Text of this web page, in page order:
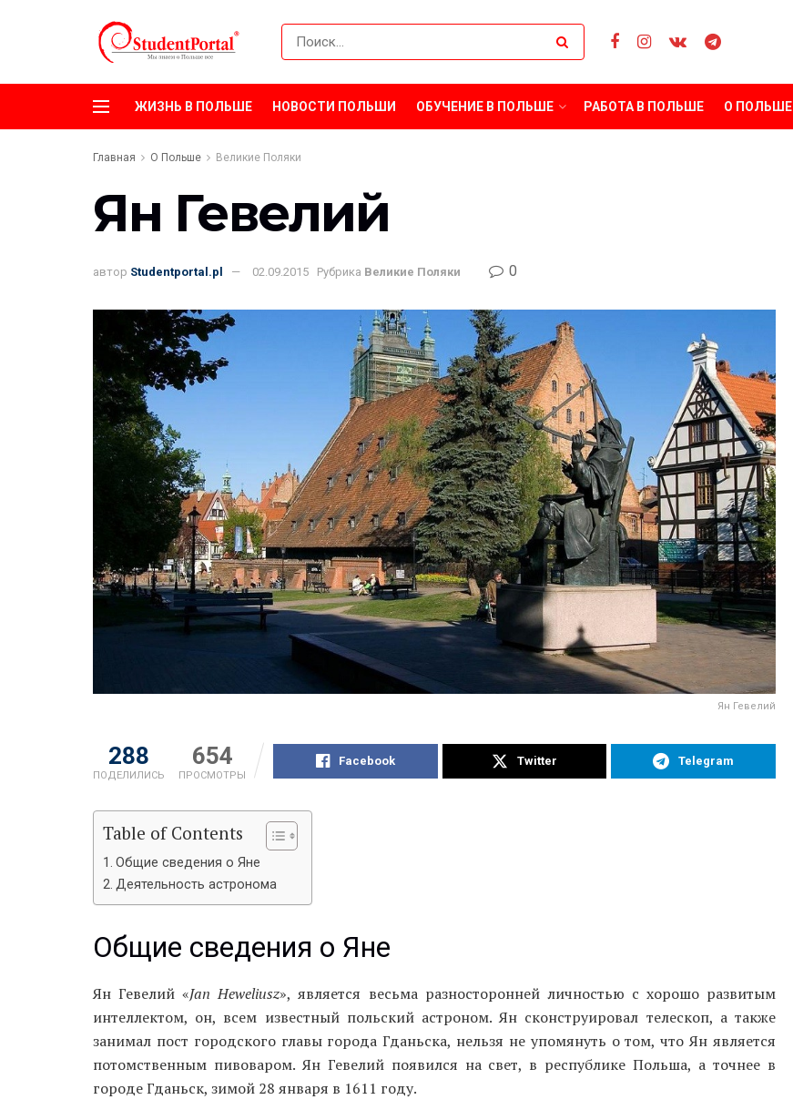
ЖИЗНЬ В ПОЛЬШЕ НОВОСТИ ПОЛЬШИ ОБУЧЕНИЕ В ПОЛЬШЕ РАБОТА В ПОЛЬШЕ О ПОЛЬШЕ
Главная О Польше Великие Поляки
Ян Гевелий
автор Studentportal.pl 02.09.2015 Рубрика Великие Поляки 0
Ян Гевелий
288
ПОДЕЛИЛИСЬ
654
ПРОСМОТРЫ
Facebook Twitter Telegram
Table of Contents
Общие сведения о Яне
Деятельность астронома
Общие сведения о Яне
Ян Гевелий «Jan Heweliusz», является весьма разносторонней личностью с хорошо развитым
интеллектом, он, всем известный польский астроном. Ян сконструировал телескоп, а также
занимал пост городского главы города Гданьска, нельзя не упомянуть о том, что Ян является
потомственным пивоваром. Ян Гевелий появился на свет, в республике Польша, а точнее в
городе Гданьск, зимой 28 января в 1611 году.